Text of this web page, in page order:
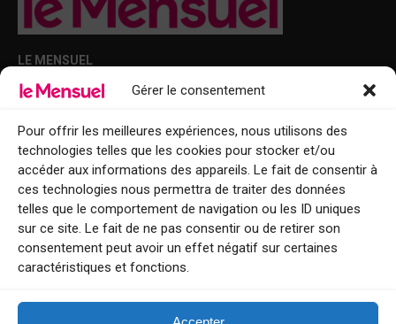
Gérer le consentement
Pour offrir les meilleures expériences, nous utilisons des
technologies telles que les cookies pour stocker et/ou
accéder aux informations des appareils. Le fait de consentir à
ces technologies nous permettra de traiter des données
telles que le comportement de navigation ou les ID uniques
sur ce site. Le fait de ne pas consentir ou de retirer son
consentement peut avoir un effet négatif sur certaines
caractéristiques et fonctions.
LE MENSUEL
Points de diffusion Var et Alpes-Maritimes : oû trouver Le Mensuel ?
Le Mensuel en PDF : consultez le magazine en ligne
Qui sommes-nous ?
BFM Top Sorties
EVENT
Tourisme week-end : envie de vous évader le temps d’un week-end ou
Explorez nos bonnes adresses